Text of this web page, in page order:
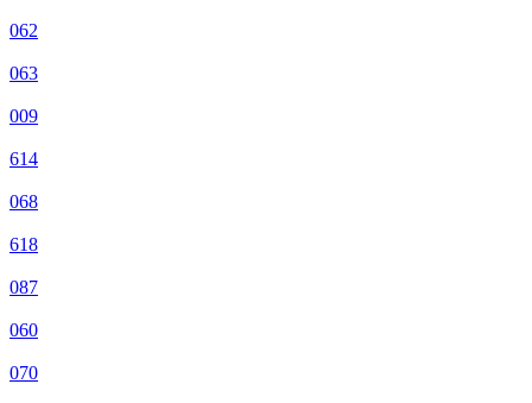
062
063
009
614
068
618
087
060
070